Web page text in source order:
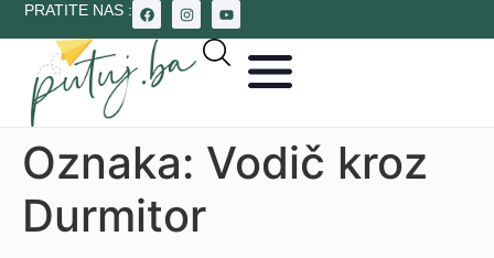
PRATITE NAS :
Oznaka: Vodič kroz
Durmitor